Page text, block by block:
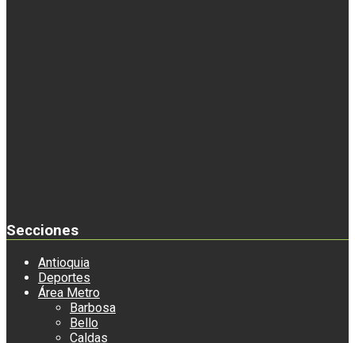
Secciones
Antioquia
Deportes
Área Metro
Barbosa
Bello
Caldas